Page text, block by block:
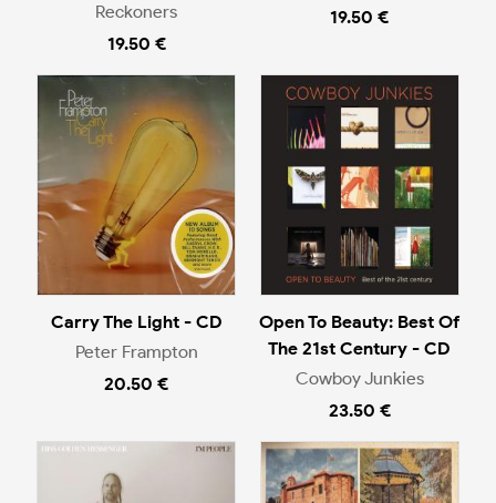
Reckoners
19.50 €
19.50 €
Carry The Light - CD
Peter Frampton
20.50 €
Open To Beauty: Best Of
The 21st Century - CD
Cowboy Junkies
23.50 €